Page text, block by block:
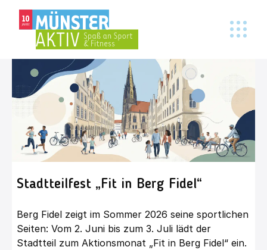
Stadtteilfest „Fit in Berg Fidel“
Berg Fidel zeigt im Sommer 2026 seine sportlichen
Seiten: Vom 2. Juni bis zum 3. Juli lädt der
Stadtteil zum Aktionsmonat „Fit in Berg Fidel“ ein.